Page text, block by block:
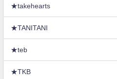
★takehearts
★TANITANI
★teb
★TKB